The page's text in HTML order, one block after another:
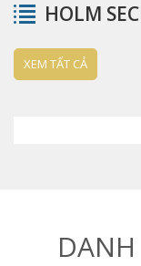
HOLM
XEM TẤT CẢ